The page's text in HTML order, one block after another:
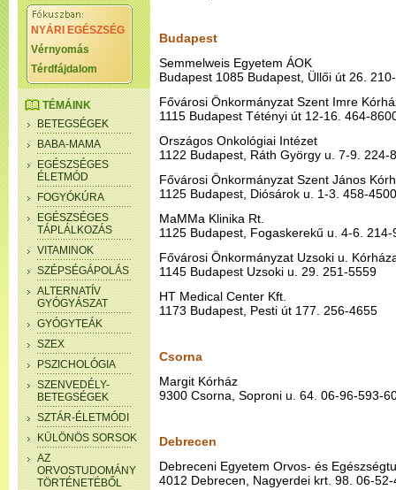
NYÁRI EGÉSZSÉG
Vérnyomás
Térdfájdalom
TÉMÁINK
BETEGSÉGEK
BABA-MAMA
EGÉSZSÉGES
ÉLETMÓD
FOGYÓKÚRA
EGÉSZSÉGES
TÁPLÁLKOZÁS
VITAMINOK
SZÉPSÉGÁPOLÁS
ALTERNATÍV
GYÓGYÁSZAT
GYÓGYTEÁK
SZEX
PSZICHOLÓGIA
SZENVEDÉLY-
BETEGSÉGEK
SZTÁR-ÉLETMÓDI
KÜLÖNÖS SORSOK
AZ
ORVOSTUDOMÁNY
TÖRTÉNETÉBŐL
Budapest
Semmelweis Egyetem ÁOK
Budapest 1085 Budapest, Üllői út 26.
Fővárosi Önkormányzat Szent Imre
1115 Budapest Tétényi út 12-16. 464-
Országos Onkológiai Intézet
1122 Budapest, Ráth György u. 7-9. 224-
Fővárosi Önkormányzat Szent János
1125 Budapest, Diósárok u. 1-3. 458-4500
MaMMa Klinika Rt.
1125 Budapest, Fogaskerekű u. 4-6. 214-
Fővárosi Önkormányzat Uzsoki u.
1145 Budapest Uzsoki u. 29. 251-5559
HT Medical Center Kft.
1173 Budapest, Pesti út 177. 256-4655
Csorna
Margit Kórház
9300 Csorna, Soproni u. 64. 06-96-593-
Debrecen
Debreceni Egyetem Orvos- és
4012 Debrecen, Nagyerdei krt. 98. 06-52-